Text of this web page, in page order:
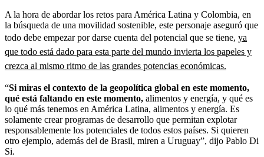
A la hora de abordar los retos para América Latina y Colombia, en
la búsqueda de una movilidad sostenible, este personaje aseguró que
todo debe empezar por darse cuenta del potencial que se tiene, ya
que todo está dado para esta parte del mundo invierta los papeles y
crezca al mismo ritmo de las grandes potencias económicas.
“Si miras el contexto de la geopolítica global en este momento,
qué está faltando en este momento, alimentos y energía, y qué es
lo qué más tenemos en América Latina, alimentos y energía. Es
solamente crear programas de desarrollo que permitan explotar
responsablemente los potenciales de todos estos países. Si quieren
otro ejemplo, además del de Brasil, miren a Uruguay”, dijo Pablo Di
Si.